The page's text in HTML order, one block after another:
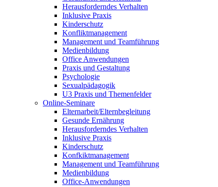
Herausforderndes Verhalten
Inklusive Praxis
Kinderschutz
Konfliktmanagement
Management und Teamführung
Medienbildung
Office Anwendungen
Praxis und Gestaltung
Psychologie
Sexualpädagogik
U3 Praxis und Themenfelder
Online-Seminare
Elternarbeit/Elternbegleitung
Gesunde Ernährung
Herausforderndes Verhalten
Inklusive Praxis
Kinderschutz
Konfkiktmanagement
Management und Teamführung
Medienbildung
Office-Anwendungen